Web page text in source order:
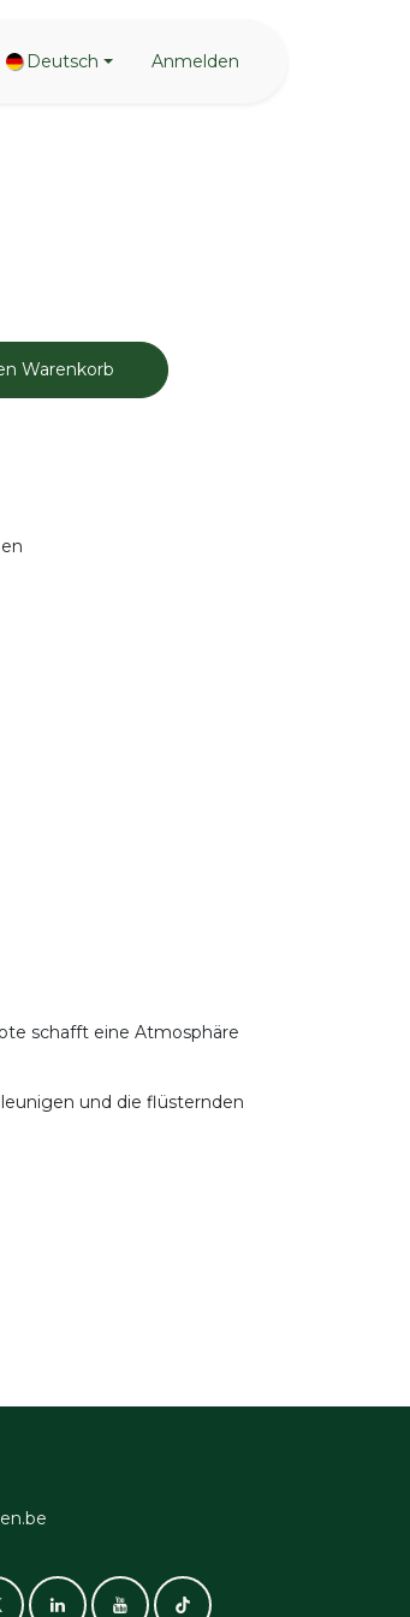
Deutsch Anmelden
Warenkorb
schafft eine Atmosphäre
und die flüsternden